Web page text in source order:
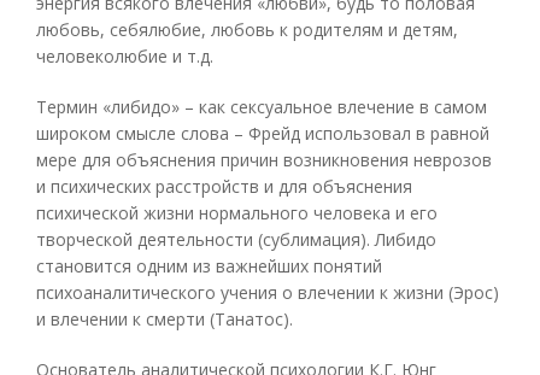
любовь, себялюбие, любовь к родителям и детям,
человеколюбие и т.д.
Термин «либидо» – как сексуальное влечение в самом
широком смысле слова – Фрейд использовал в равной
мере для объяснения причин возникновения неврозов
и психических расстройств и для объяснения
психической жизни нормального человека и его
творческой деятельности (сублимация). Либидо
становится одним из важнейших понятий
психоаналитического учения о влечении к жизни (Эрос)
и влечении к смерти (Танатос).
Основатель аналитической психологии К.Г. Юнг